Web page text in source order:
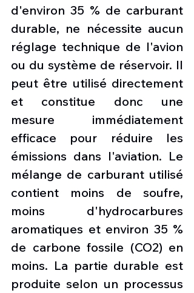
d'environ 35 % de carburant
durable, ne nécessite aucun
réglage technique de l'avion
ou du système de réservoir. Il
peut être utilisé directement
et constitue donc une
mesure immédiatement
efficace pour réduire les
émissions dans l'aviation. Le
mélange de carburant utilisé
contient moins de soufre,
moins d'hydrocarbures
aromatiques et environ 35 %
de carbone fossile (CO2) en
moins. La partie durable est
produite selon un processus